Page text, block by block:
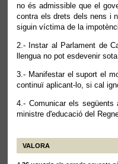
no és admissible que el
contra els drets dels nens i
siguin víctima de la
2.- Instar al Parlament de
llengua no pot esdevenir
3.- Manifestar el suport el
continuï aplicant-lo, si cal
4.- Comunicar els següents
ministre d'educació del
VALORA